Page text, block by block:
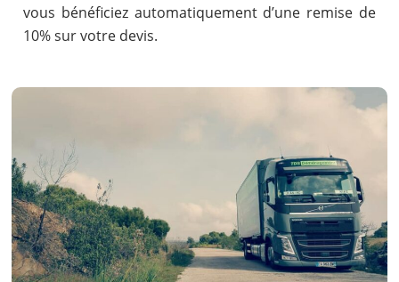
vous bénéficiez automatiquement d’une remise de
10% sur votre devis.